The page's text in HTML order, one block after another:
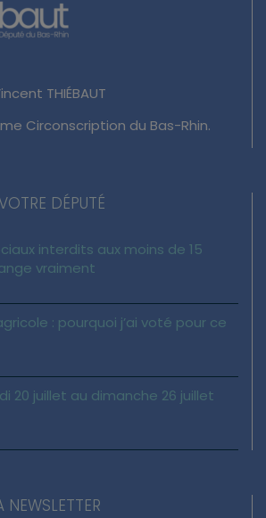
THIÉBAUT
Circonscription du Bas-Rhin.
DÉPUTÉ
interdits aux moins de 15
vraiment
: pourquoi j’ai voté pour ce
20 juillet au dimanche 26 juillet
NEWSLETTER